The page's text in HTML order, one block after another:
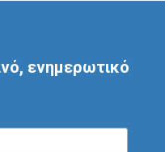
ενημερωτικό